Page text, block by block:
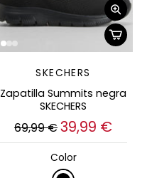
SKECHERS
Zapatilla Summits negra
SKECHERS
69,99 €39,99 €
Color